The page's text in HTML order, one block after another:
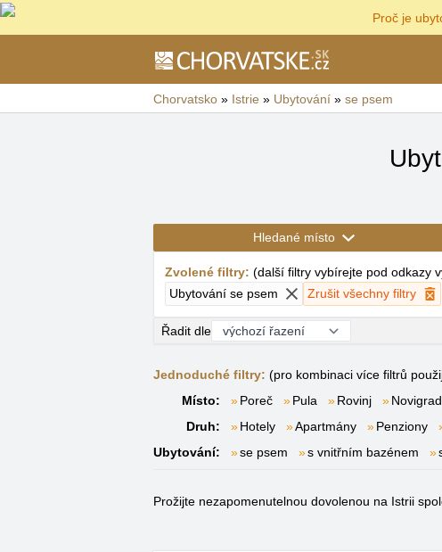
Proč je
Chorvatsko » Istrie » Ubytování » se psem
Hledané místo
Zvolené filtry: (další filtry vybírejte pod odkazy
Ubytování se psem
Zrušit všechny filtry
Řadit dle
Jednoduché filtry: (pro kombinaci více filtrů
Místo:
Poreč Pula Rovinj Novigrad
Druh:
Hotely Apartmány Penziony
Ubytování:
se psem s vnitřním bazénem
Prožijte nezapomenutelnou dovolenou na Istrii